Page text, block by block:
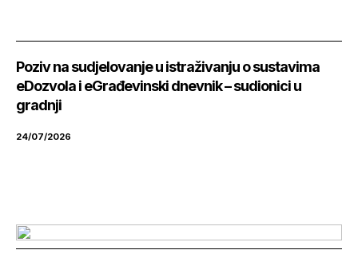
Poziv na sudjelovanje u istraživanju o sustavima
eDozvola i eGrađevinski dnevnik – sudionici u
gradnji
24/07/2026